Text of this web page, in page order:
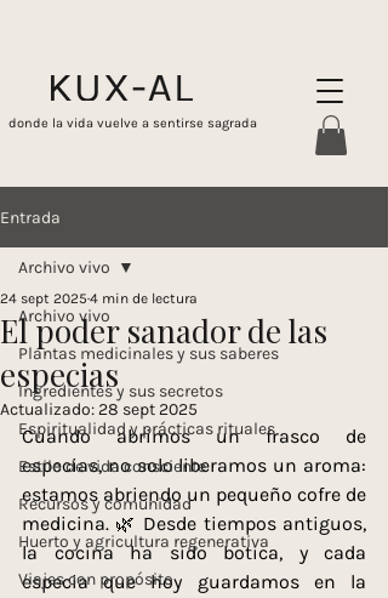
donde la vida vuelve a sentirse sagrada
Entrada
Archivo vivo
Plantas medicinales y sus saberes
Ingredientes y sus secretos
Espiritualidad y prácticas rituales
Estilo de vida consciente
Recursos y comunidad
Huerto y agricultura regenerativa
Viajes con propósito
Archivo vivo
El poder sanador de las
especias
24 sept 2025 4 min de lectura
Actualizado:28 sept 2025
Cuando abrimos un frasco de
especias, no solo liberamos un aroma:
estamos abriendo un pequeño cofre de
medicina. 🌿 Desde tiempos antiguos,
la cocina ha sido botica, y cada
especia que hoy guardamos en la